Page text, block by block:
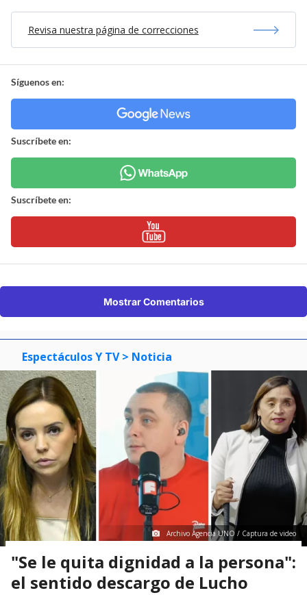
Revisa nuestra página de correcciones
Síguenos en:
Suscríbete en:
Suscríbete en:
Mostrar Comentarios
Espectáculos Y TV > Noticia
Archivo Agencia UNO / Captura de video
"Se le quita dignidad a la persona":
el sentido descargo de Lucho